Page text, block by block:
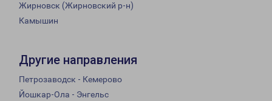
Жирновск (Жирновский р-н)
Камышин
Другие направления
Петрозаводск - Кемерово
Йошкар-Ола - Энгельс